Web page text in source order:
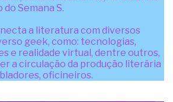
Semana S.
a literatura com diversos
geek, como: tecnologias,
e realidade virtual, dentre outros,
a circulação da produção literária
oficineiros.